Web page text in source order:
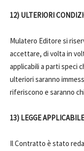
12) ULTERIORI
Mulatero Editore si
accettare, di volta in
applicabili a parti speci
ulteriori saranno
riferiscono e saranno
13) LEGGE
Il Contratto è stato